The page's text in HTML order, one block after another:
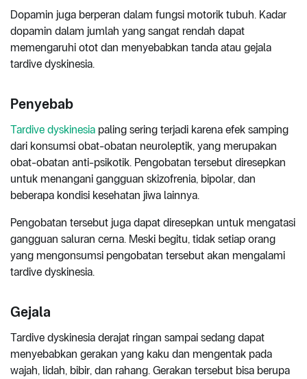
Dopamin juga berperan dalam fungsi motorik tubuh. Kadar
dopamin dalam jumlah yang sangat rendah dapat
memengaruhi otot dan menyebabkan tanda atau gejala
tardive dyskinesia.
Penyebab
Tardive dyskinesia paling sering terjadi karena efek samping
dari konsumsi obat-obatan neuroleptik, yang merupakan
obat-obatan anti-psikotik. Pengobatan tersebut diresepkan
untuk menangani gangguan skizofrenia, bipolar, dan
beberapa kondisi kesehatan jiwa lainnya.
Pengobatan tersebut juga dapat diresepkan untuk mengatasi
gangguan saluran cerna. Meski begitu, tidak setiap orang
yang mengonsumsi pengobatan tersebut akan mengalami
tardive dyskinesia.
Gejala
Tardive dyskinesia derajat ringan sampai sedang dapat
menyebabkan gerakan yang kaku dan mengentak pada
wajah, lidah, bibir, dan rahang. Gerakan tersebut bisa berupa